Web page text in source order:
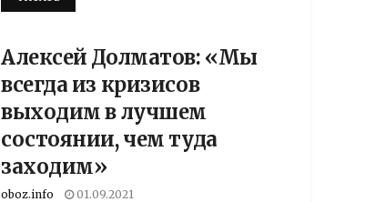
Алексей Долматов: «Мы
всегда из кризисов
выходим в лучшем
состоянии, чем туда
заходим»
oboz.info 01.09.2021